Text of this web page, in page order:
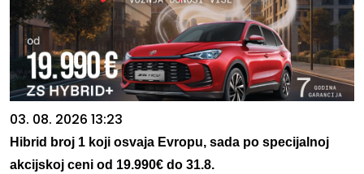
03. 08. 2026 13:23
Hibrid broj 1 koji osvaja Evropu, sada po specijalnoj
akcijskoj ceni od 19.990€ do 31.8.